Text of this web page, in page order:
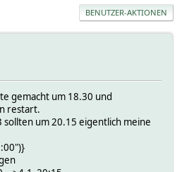
BENUTZER-AKTIONEN
gemacht um 18.30 und
restart.
um 20.15 eigentlich meine